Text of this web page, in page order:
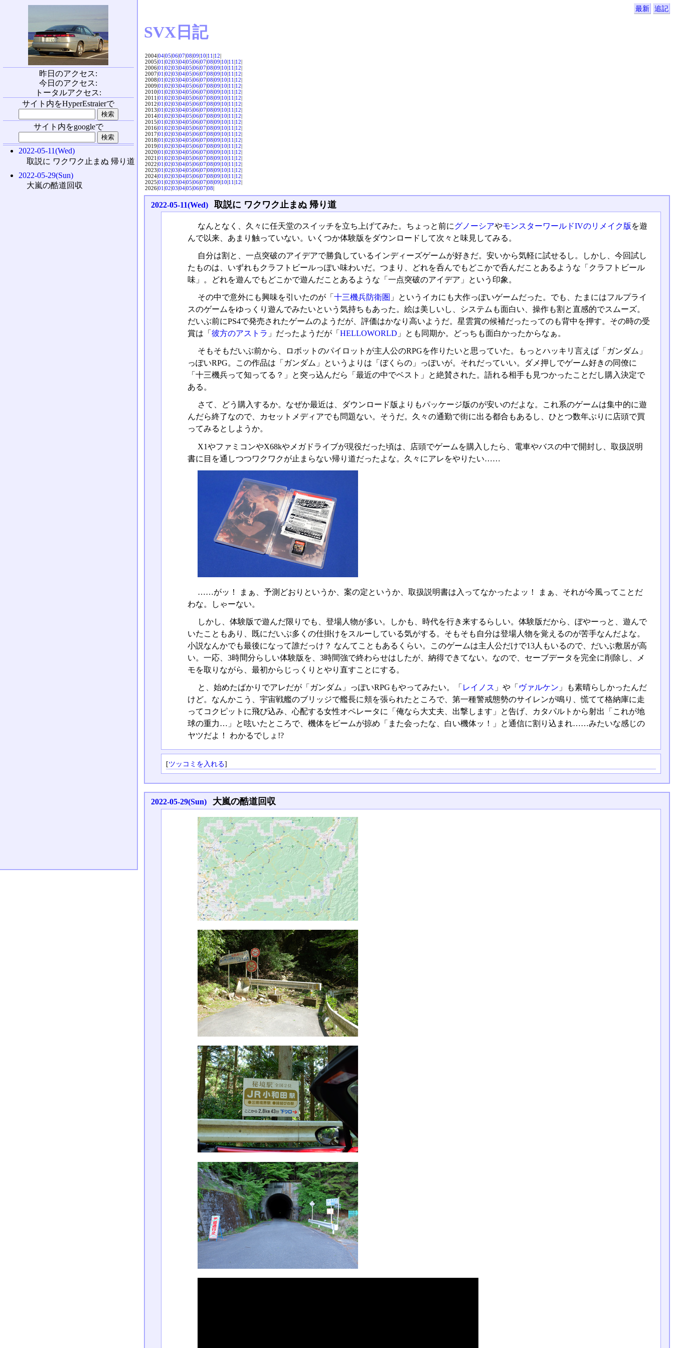
最新 追記
SVX日記
2004|04|05|06|07|08|09|10|11|12|
2005|01|02|03|04|05|06|07|08|09|10|11|12|
2006|01|02|03|04|05|06|07|08|09|10|11|12|
2007|01|02|03|04|05|06|07|08|09|10|11|12|
2008|01|02|03|04|05|06|07|08|09|10|11|12|
2009|01|02|03|04|05|06|07|08|09|10|11|12|
2010|01|02|03|04|05|06|07|08|09|10|11|12|
2011|01|02|03|04|05|06|07|08|09|10|11|12|
2012|01|02|03|04|05|06|07|08|09|10|11|12|
2013|01|02|03|04|05|06|07|08|09|10|11|12|
2014|01|02|03|04|05|06|07|08|09|10|11|12|
2015|01|02|03|04|05|06|07|08|09|10|11|12|
2016|01|02|03|04|05|06|07|08|09|10|11|12|
2017|01|02|03|04|05|06|07|08|09|10|11|12|
2018|01|02|03|04|05|06|07|08|09|10|11|12|
2019|01|02|03|04|05|06|07|08|09|10|11|12|
2020|01|02|03|04|05|06|07|08|09|10|11|12|
2021|01|02|03|04|05|06|07|08|09|10|11|12|
2022|01|02|03|04|05|06|07|08|09|10|11|12|
2023|01|02|03|04|05|06|07|08|09|10|11|12|
2024|01|02|03|04|05|06|07|08|09|10|11|12|
2025|01|02|03|04|05|06|07|08|09|10|11|12|
2026|01|02|03|04|05|06|07|08|
2022-05-11(Wed) 取説に ワクワク止まぬ 帰り道
なんとなく、久々に任天堂のスイッチを立ち上げてみた。ちょっと前にグノーシアやモンスターワールドIVのリメイク版 を遊
んで以来、あまり触っていない。いくつか体験版をダウンロードして次々と味見してみる。
自分は割と、一点突破のアイデアで勝負しているインディーズゲームが好きだ。安いから気軽に試せるし。しかし、今回試し
たものは、いずれもクラフトビールっぽい味わいだ。つまり、どれを呑んでもどこかで呑んだことあるような「クラフトビール
味」。どれを遊んでもどこかで遊んだことあるような「一点突破のアイデア」という印象。
その中で意外にも興味を引いたのが「 十三機兵防衛圏 」というイカにも大作っぽいゲームだった。でも、たまにはフルプライ
スのゲームをゆっくり遊んでみたいという気持ちもあった。絵は美しいし、システムも面白い、操作も割と直感的でスムーズ。
だいぶ前にPS4で発売されたゲームのようだが、評価はかなり高いようだ。星雲賞の候補だったってのも背中を押す。その時の受
賞は「 彼方のアストラ 」だったようだが「 HELLOWORLD 」とも同期か。どっちも面白かったからなぁ。
そもそもだいぶ前から、ロボットのパイロットが主人公のRPGを作りたいと思っていた。もっとハッキリ言えば「ガンダム」
っぽいRPG。この作品は「ガンダム」というよりは「ぼくらの」っぽいが。それだっていい。ダメ押しでゲーム好きの同僚に
「十三機兵って知ってる？」と突っ込んだら「最近の中でベスト」と絶賛された。語れる相手も見つかったことだし購入決定で
ある。
さて、どう購入するか。なぜか最近は、ダウンロード版よりもパッケージ版のが安いのだよな。これ系のゲームは集中的に遊
んだら終了なので、カセットメディアでも問題ない。そうだ。久々の通勤で街に出る都合もあるし、ひとつ数年ぶりに店頭で買
ってみるとしようか。
X1やファミコンやX68kやメガドライブが現役だった頃は、店頭でゲームを購入したら、電車やバスの中で開封し、取扱説明
書に目を通しつつワクワクが止まらない帰り道だったよな。久々にアレをやりたい……
……がッ！ まぁ、予測どおりというか、案の定というか、取扱説明書は入ってなかったよッ！ まぁ、それが今風ってことだ
わな。しゃーない。
しかし、体験版で遊んだ限りでも、登場人物が多い。しかも、時代を行き来するらしい。体験版だから、ぼやーっと、遊んで
いたこともあり、既にだいぶ多くの仕掛けをスルーしている気がする。そもそも自分は登場人物を覚えるのが苦手なんだよな。
小説なんかでも最後になって誰だっけ？ なんてこともあるくらい。このゲームは主人公だけで13人もいるので、だいぶ敷居が高
い。一応、3時間分らしい体験版を、3時間強で終わらせはしたが、納得できてない。なので、セーブデータを完全に削除し、メ
モを取りながら、最初からじっくりとやり直すことにする。
と、始めたばかりでアレだが「ガンダム」っぽいRPGもやってみたい。「 レイノス 」や「 ヴァルケン 」も素晴らしかったんだ
けど。なんかこう、宇宙戦艦のブリッジで艦長に頬を張られたところで、第一種警戒態勢のサイレンが鳴り、慌てて格納庫に走
ってコクピットに飛び込み、心配する女性オペレータに「俺なら大丈夫、出撃します」と告げ、カタパルトから射出「これが地
球の重力…」と呟いたところで、機体をビームが掠め「また会ったな、白い機体ッ！」と通信に割り込まれ……みたいな感じの
ヤツだよ！ わかるでしょ!?
[ツッコミを入れる]
2022-05-29(Sun) 大嵐の酷道回収
昨日のアクセス:
今日のアクセス:
トータルアクセス:
サイト内をHyperEstraierで
サイト内をgoogleで
2022-05-11(Wed)
取説に ワクワク止まぬ 帰り道
2022-05-29(Sun)
大嵐の酷道回収